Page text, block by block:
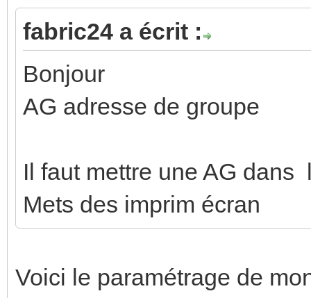
fabric24 a écrit :
Bonjour
AG adresse de groupe
Il faut mettre une AG
Mets des imprim écran
Voici le paramétrage de